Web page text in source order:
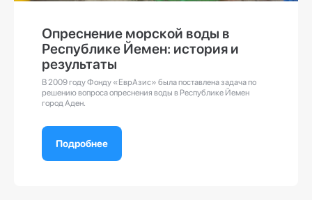
Опреснение морской воды в
Республике Йемен: история и
результаты
В 2009 году Фонду «ЕврАзис» была поставлена задача по
решению вопроса опреснения воды в Республике Йемен
город Аден.
Подробнее